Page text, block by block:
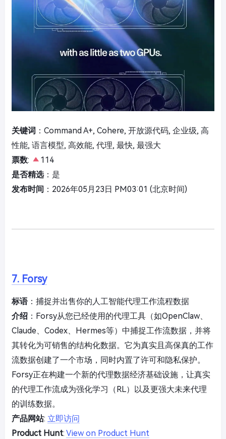
关键词 ：Command A+, Cohere, 开放源代码, 企业级, 高
性能, 语言模型, 高效能, 代理, 最快, 最强大
票数:
114
是否精选：是
发布时间 ：2026年05月23日 PM03:01 (北京时间)
7. Forsy
标语：捕捉并出售你的人工智能代理工作流程数据
介绍 ：Forsy从您已经使用的代理工具（如OpenClaw、
Claude、Codex、Hermes等）中捕捉工作流数据，并将
其转化为可销售的结构化数据。它为真实且高保真的工作
流数据创建了一个市场，同时内置了许可和隐私保护。
Forsy正在构建一个新的代理数据经济基础设施，让真实
的代理工作流成为强化学习（RL）以及更强大未来代理
的训练数据。
产品网站: 立即访问
Product Hunt: View on Product Hunt